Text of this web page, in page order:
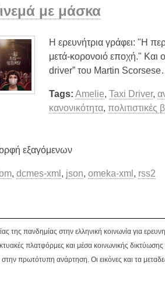
με μάσκα
H ερευνήτρια γράφει: "Η
μετά-κορονοιό εποχή." Και
driver” του Martin
Tags: Amelie,Taxi Driver,
κανονικότητα,πολιτιστικές
εξαγόμενων
,dcmes-xml , json,omeka-xml , rss2
της πανδημίας στην ελληνική κοινωνία για
πλατφόρμες και μέσα κοινωνικής
πρωτότυπη ανάρτηση. Οι εικόνες και τα